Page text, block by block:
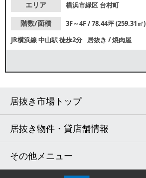
エリア
横浜市緑区 台村町
階数/面積
3F～4F / 78.44坪 (259.31㎡)
JR横浜線中山駅徒歩2分 居抜き /焼肉屋
居抜き市場トップ
居抜き物件・貸店舗情報
その他メニュー